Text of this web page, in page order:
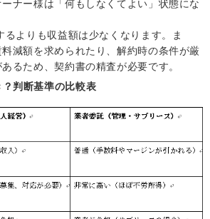
ナー様は「何もしなくてよい」状態にな
るよりも収益額は少なくなります。ま
減額を求められたり、解約時の条件が厳
るため、契約書の精査が必要です。
判断基準の比較表